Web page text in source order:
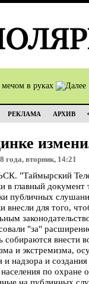
в руках
РЕКЛАМА АРХИВ
года, вторник, 14:21
"Таймырский
в главный
публичных
внесли для того,
"за"
собираются внести
и экстремизма,
и надзора и
по охране
на публичных